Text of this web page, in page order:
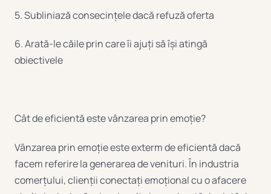
5. Subliniază consecințele dacă refuză oferta
6. Arată-le căile prin care îi ajuți să își atingă
obiectivele
Cât de eficientă este vânzarea prin emoție?
Vânzarea prin emoție este exterm de eficientă dacă
facem referire la generarea de venituri. În industria
comerțului, clienții conectați emoțional cu o afacere